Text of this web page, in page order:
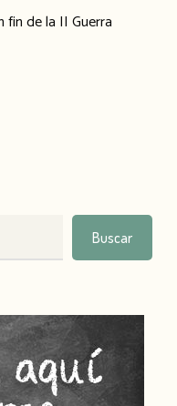
fin de la II Guerra
Buscar